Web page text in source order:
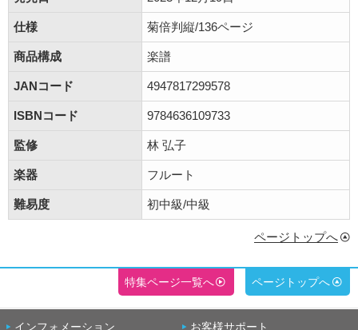
仕様 菊倍判縦/136ページ
商品構成 楽譜
JANコード 4947817299578
ISBNコード 9784636109733
監修 林 弘子
楽器 フルート
難易度 初中級/中級
ページトップへ
特集ページ一覧へ ページトップへ
インフォメーション お客様サポート